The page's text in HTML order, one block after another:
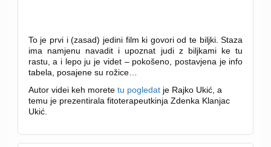
To je prvi i (zasad) jedini film ki govori od te biljki. Staza
ima namjenu navadit i upoznat judi z biljkami ke tu
rastu, a i lepo ju je videt – pokošeno, postavjena je info
tabela, posajene su rožice…
Autor videi keh moretetu pogledatje Rajko Ukić, a
temu je prezentirala fitoterapeutkinja Zdenka Klanjac
Ukić.